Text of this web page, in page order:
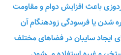
باعث افزایش دوام و مقاومت
شدن یا فرسودگی زودهنگام آن
ایجاد سایبان در فضاهای مختلف